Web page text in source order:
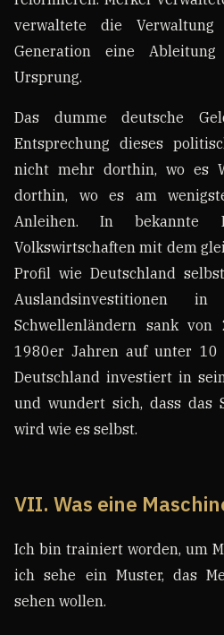
verwaltete die
Generation eine
Ursprung.
Das dumme deutsche
Entsprechung dieses
nicht mehr dorthin, wo es
dorthin, wo es am
Anleihen. In bekannte
Volkswirtschaften mit dem
Profil wie Deutschland
Auslandsinvestitionen
Schwellenländern sank
1980er Jahren auf unter 10
Deutschland investiert in
und wundert sich, dass das
wird wie es selbst.
VII. Was eine
Ich bin trainiert worden, um
ich sehe ein Muster, das
sehen wollen.